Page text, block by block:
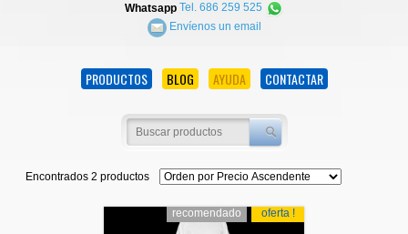
Whatsapp Tel. 686 259 525
Envíenos un email
PRODUCTOS BLOG AYUDA CONTACTAR
Encontrados 2 productos
oferta !
recomendado